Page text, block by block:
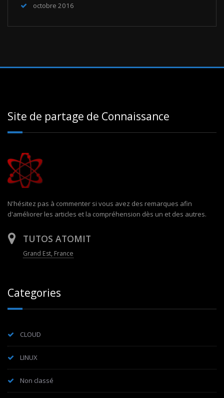
octobre 2016
Site de partage de Connaissance
N'hésitez pas à commenter si vous avez des remarques afin
d'améliorer les articles et la compréhension dès un et des autres.
TUTOS ATOMIT
Grand Est, France
Categories
CLOUD
LINUX
Non classé